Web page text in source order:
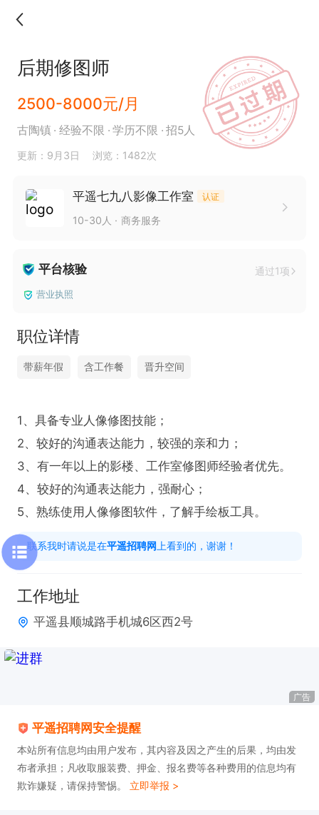
后期修图师
2500-8000元/月
古陶镇 经验不限 学历不限 招5人
更新：9月3日 浏览：1482次
平遥七九八影像工作室 认证
10-30人 商务服务
平台核验 通过1项
营业执照
职位详情
带薪年假 含工作餐 晋升空间
1、具备专业人像修图技能；
2、较好的沟通表达能力，较强的亲和力；
3、有一年以上的影楼、工作室修图师经验者优先。
4、较好的沟通表达能力，强耐心；
5、熟练使用人像修图软件，了解手绘板工具。
联系我时请说是在平遥招聘网 上看到的，谢谢！
工作地址
平遥县顺城路手机城6区西2号
广告
平遥招聘网安全提醒
本站所有信息均由用户发布，其内容及因之产生的后果，均由发
布者承担；凡收取服装费、押金、报名费等各种费用的信息均有
欺诈嫌疑，请保持警惕。 立即举报 >